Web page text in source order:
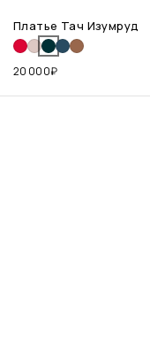
Платье Тач Изумруд
20 000₽